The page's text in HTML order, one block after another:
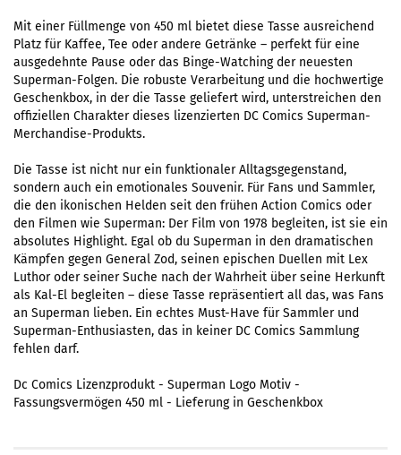
Mit einer Füllmenge von 450 ml bietet diese Tasse ausreichend
Platz für Kaffee, Tee oder andere Getränke – perfekt für eine
ausgedehnte Pause oder das Binge-Watching der neuesten
Superman-Folgen. Die robuste Verarbeitung und die hochwertige
Geschenkbox, in der die Tasse geliefert wird, unterstreichen den
offiziellen Charakter dieses lizenzierten DC Comics Superman-
Merchandise-Produkts.
Die Tasse ist nicht nur ein funktionaler Alltagsgegenstand,
sondern auch ein emotionales Souvenir. Für Fans und Sammler,
die den ikonischen Helden seit den frühen Action Comics oder
den Filmen wie Superman: Der Film von 1978 begleiten, ist sie ein
absolutes Highlight. Egal ob du Superman in den dramatischen
Kämpfen gegen General Zod, seinen epischen Duellen mit Lex
Luthor oder seiner Suche nach der Wahrheit über seine Herkunft
als Kal-El begleiten – diese Tasse repräsentiert all das, was Fans
an Superman lieben. Ein echtes Must-Have für Sammler und
Superman-Enthusiasten, das in keiner DC Comics Sammlung
fehlen darf.
Dc Comics Lizenzprodukt - Superman Logo Motiv -
Fassungsvermögen 450 ml - Lieferung in Geschenkbox